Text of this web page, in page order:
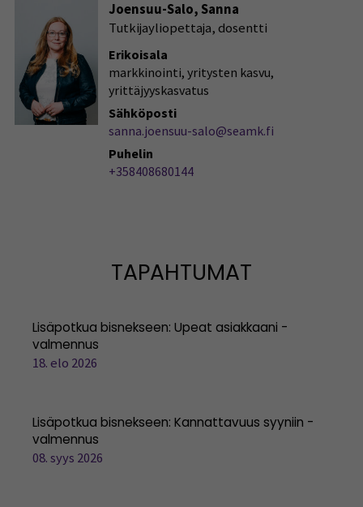
Joensuu-Salo, Sanna
Tutkijayliopettaja, dosentti
Erikoisala
markkinointi, yritysten kasvu,
yrittäjyyskasvatus
Sähköposti
sanna.joensuu-salo@seamk.fi
Puhelin
+358408680144
TAPAHTUMAT
Lisäpotkua bisnekseen: Upeat asiakkaani -
valmennus
18. elo 2026
Lisäpotkua bisnekseen: Kannattavuus syyniin -
valmennus
08. syys 2026